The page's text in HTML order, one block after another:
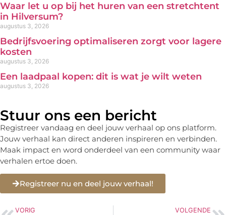
Waar let u op bij het huren van een stretchtent
in Hilversum?
augustus 3, 2026
Bedrijfsvoering optimaliseren zorgt voor lagere
kosten
augustus 3, 2026
Een laadpaal kopen: dit is wat je wilt weten
augustus 3, 2026
Stuur ons een bericht
Registreer vandaag en deel jouw verhaal op ons platform.
Jouw verhaal kan direct anderen inspireren en verbinden.
Maak impact en word onderdeel van een community waar
verhalen ertoe doen.
Registreer nu en deel jouw verhaal!
VORIG VOLGENDE